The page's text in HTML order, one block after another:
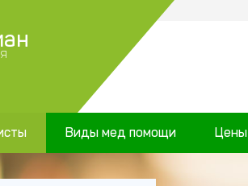
Виды мед помощи Цены